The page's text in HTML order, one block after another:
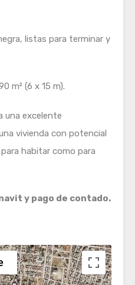
listas para terminar y
m² (6 x 15 m).
una excelente
vivienda con potencial
habitar como para
y pago de contado.